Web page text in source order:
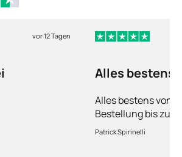
vor 12 Tagen
Alles bestens
Alles bestens von
Bestellung bis zur
Ware sorgfältig
schnelle
Patrick Spirinelli